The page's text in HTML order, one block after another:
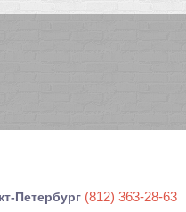
Петербург (812) 363-28-63